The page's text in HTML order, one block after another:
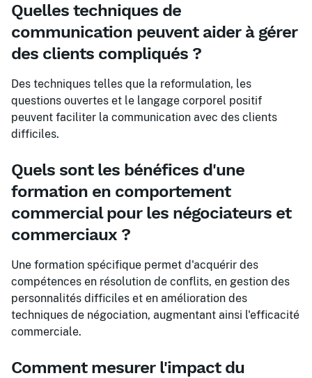
Quelles techniques de
communication peuvent aider à gérer
des clients compliqués ?
Des techniques telles que la reformulation, les
questions ouvertes et le langage corporel positif
peuvent faciliter la communication avec des clients
difficiles.
Quels sont les bénéfices d'une
formation en comportement
commercial pour les négociateurs et
commerciaux ?
Une formation spécifique permet d'acquérir des
compétences en résolution de conflits, en gestion des
personnalités difficiles et en amélioration des
techniques de négociation, augmentant ainsi l'efficacité
commerciale.
Comment mesurer l'impact du